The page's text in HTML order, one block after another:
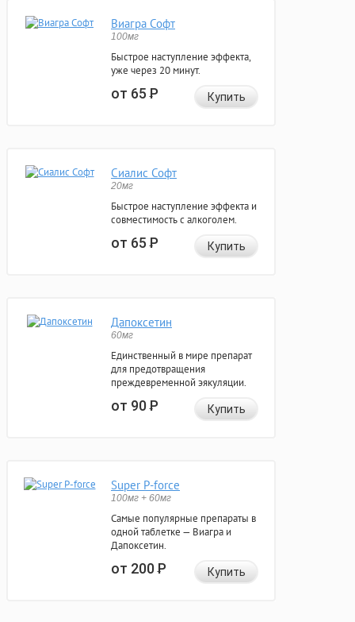
Виагра Софт
100мг
Быстрое наступление эффекта,
уже через 20 минут.
от 65Р Купить
Сиалис Софт
20мг
Быстрое наступление эффекта и
совместимость с алкоголем.
от 65Р Купить
Дапоксетин
60мг
Единственный в мире препарат
для предотвращения
преждевременной эякуляции.
от 90Р Купить
Super P-force
100мг + 60мг
Самые популярные препараты в
одной таблетке — Виагра и
Дапоксетин.
от 200Р Купить